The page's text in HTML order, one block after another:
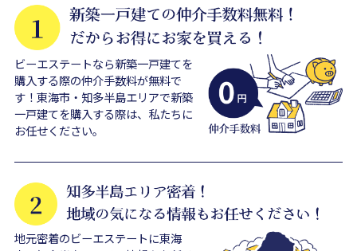
ビーエステートなら新築一戸建てを
購入する際の仲介手数料が無料で
す！東海市・知多半島エリアで新築
一戸建てを購入する際は、私たちに
お任せください。
地元密着のビーエステートに東海